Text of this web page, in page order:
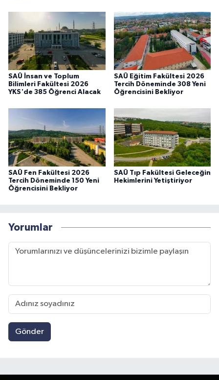
SAÜ İnsan ve Toplum
Bilimleri Fakültesi 2026
YKS'de 385 Öğrenci Alacak
SAÜ Eğitim Fakültesi 2026
Tercih Döneminde 308 Yeni
Öğrencisini Bekliyor
SAÜ Fen Fakültesi 2026
Tercih Döneminde 150 Yeni
Öğrencisini Bekliyor
SAÜ Tıp Fakültesi Geleceğin
Hekimlerini Yetiştiriyor
Yorumlar
Gönder